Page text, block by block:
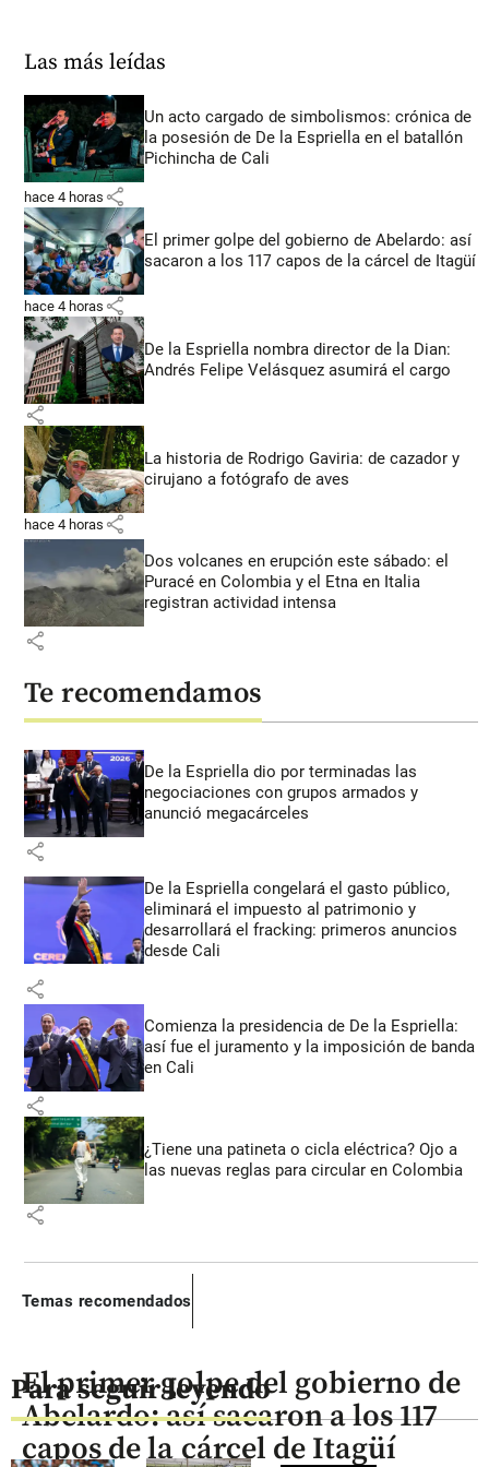
Las más leídas
Un acto cargado de simbolismos: crónica de
la posesión de De la Espriella en el batallón
Pichincha de Cali
hace 4 horas share
El primer golpe del gobierno de Abelardo: así
sacaron a los 117 capos de la cárcel de Itagüí
hace 4 horas share
De la Espriella nombra director de la Dian:
Andrés Felipe Velásquez asumirá el cargo
share
La historia de Rodrigo Gaviria: de cazador y
cirujano a fotógrafo de aves
hace 4 horas share
Dos volcanes en erupción este sábado: el
Puracé en Colombia y el Etna en Italia
registran actividad intensa
share
Te recomendamos
De la Espriella dio por terminadas las
negociaciones con grupos armados y
anunció megacárceles
share
De la Espriella congelará el gasto público,
eliminará el impuesto al patrimonio y
desarrollará el fracking: primeros anuncios
desde Cali
share
Comienza la presidencia de De la Espriella:
así fue el juramento y la imposición de banda
en Cali
share
¿Tiene una patineta o cicla eléctrica? Ojo a
las nuevas reglas para circular en Colombia
share
Temas recomendados
Para seguir leyendo
El primer golpe del gobierno de
Abelardo: así sacaron a los 117
capos de la cárcel de Itagüí